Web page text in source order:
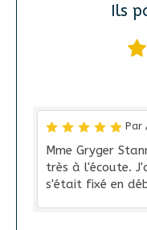
Ils
Par
Mme Gryger
très à l'écoute.
s'était fixé en